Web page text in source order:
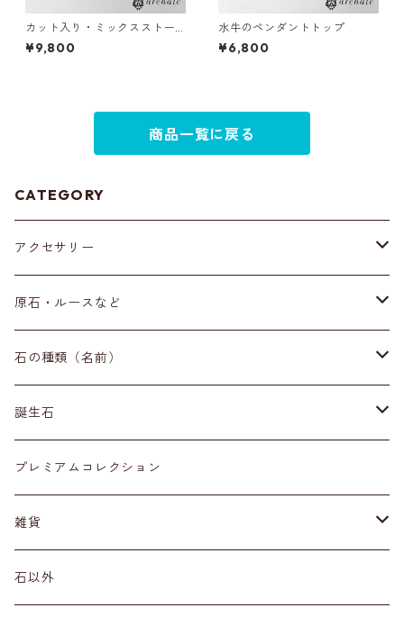
カット入り・ミックスストー
ンのブレスレット(6mm)
¥9,800
水牛のペンダントトップ
¥6,800
商品一覧に戻る
CATEGORY
アクセサリー
ブレスレット
イヤリング・ピアス
ネックレス・ペンダントトップ
リング
材質
プラチナ
その他アクセサリー
原石・ルースなど
原石
丸玉
標本
磨き石
ルース
石の種類（名前）
ア行
アイオライト
アクアマリン
カ行
カーネリアン
カイヤナイト
サ行
サファイア
タ行
誕生石
１月
２月
３月
プレミアムコレクション
雑貨
天然石雑貨
石以外